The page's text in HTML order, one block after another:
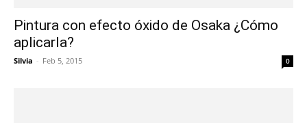
Pintura con efecto óxido de Osaka ¿Cómo
aplicarla?
Silvia - Feb 5, 2015 0